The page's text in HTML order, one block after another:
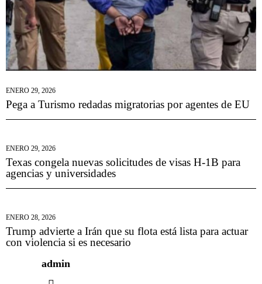
ENERO 29, 2026
Pega a Turismo redadas migratorias por agentes de EU
ENERO 29, 2026
Texas congela nuevas solicitudes de visas H-1B para
agencias y universidades
ENERO 28, 2026
Trump advierte a Irán que su flota está lista para actuar
con violencia si es necesario
admin